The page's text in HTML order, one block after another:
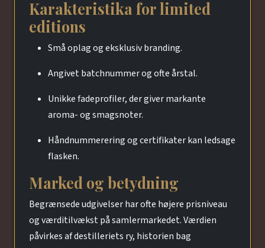
Karakteristika for limited
editions
Små oplag og eksklusiv branding.
Angivet batchnummer og ofte årstal.
Unikke fadeprofiler, der giver markante
aroma- og smagsnoter.
Håndnummerering og certifikater kan ledsage
flasken.
Marked og betydning
Begrænsede udgivelser har ofte højere prisniveau
og værditilvækst på samlermarkedet. Værdien
påvirkes af destilleriets ry, historien bag